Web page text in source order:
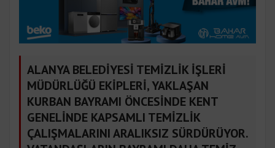
ALANYA BELEDİYESİ TEMİZLİK İŞLERİ
MÜDÜRLÜĞÜ EKİPLERİ, YAKLAŞAN
KURBAN BAYRAMI ÖNCESİNDE KENT
GENELİNDE KAPSAMLI TEMİZLİK
ÇALIŞMALARINI ARALIKSIZ SÜRDÜRÜYOR.